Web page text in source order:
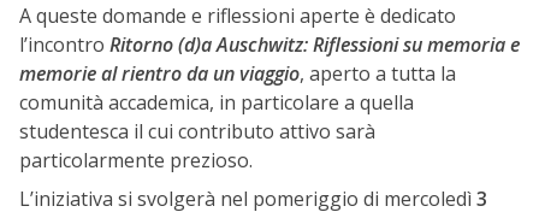
A queste domande e riflessioni aperte è dedicato
l’incontro Ritorno (d)a Auschwitz: Riflessioni su memoria e
memorie al rientro da un viaggio, aperto a tutta la
comunità accademica, in particolare a quella
studentesca il cui contributo attivo sarà
particolarmente prezioso.
L’iniziativa si svolgerà nel pomeriggio di mercoledì3